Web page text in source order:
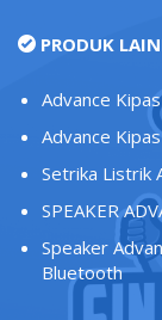
PRODUK
Advance
Advance
Setrika Listrik
SPEAKER
Speaker
Bluetooth